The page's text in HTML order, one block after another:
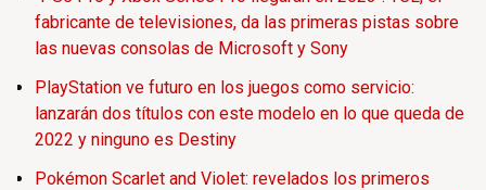
fabricante de televisiones, da las primeras pistas sobre
las nuevas consolas de Microsoft y Sony
PlayStation ve futuro en los juegos como servicio:
lanzarán dos títulos con este modelo en lo que queda de
2022 y ninguno es Destiny
Pokémon Scarlet and Violet: revelados los primeros